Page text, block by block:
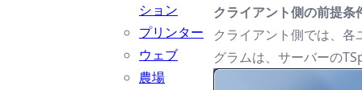
ション
プリンター
ウェブ
農場
クライアント側の前提条
クライアント側では、
グラムは、サーバーの